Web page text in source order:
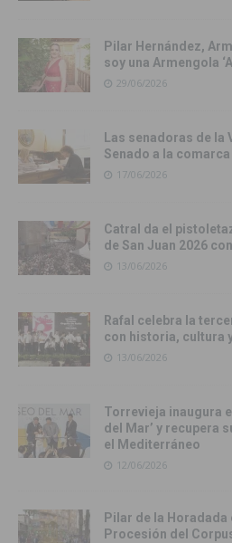
Pilar Hernández,
soy una Armengola
29/06/2026
Las senadoras de la
Senado a la comarca
17/06/2026
Catral da el
de San Juan 2026
13/06/2026
Rafal celebra la
con historia, cultura
13/06/2026
Torrevieja inaugura
del Mar’ y recupera
el Mediterráneo
12/06/2026
Pilar de la Horadada
Procesión del